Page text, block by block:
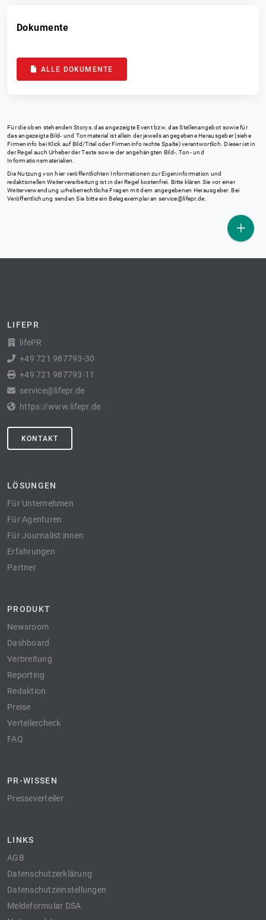
Dokumente
ALLE DOKUMENTE
Für die oben stehenden Storys, das angezeigte Event bzw. das Stellenangebot sowie für
das angezeigte Bild- und Tonmaterial ist allein der jeweils angegebene Herausgeber (siehe
Firmeninfo bei Klick auf Bild/Titel oder Firmeninfo rechte Spalte) verantwortlich. Dieser ist in
der Regel auch Urheber der Texte sowie der angehängten Bild-, Ton- und
Informationsmaterialien.
Die Nutzung von hier veröffentlichten Informationen zur Eigeninformation und
redaktionellen Weiterverarbeitung ist in der Regel kostenfrei. Bitte klären Sie vor einer
Weiterverwendung urheberrechtliche Fragen mit dem angegebenen Herausgeber. Bei
Veröffentlichung senden Sie bitte ein Belegexemplar an service@lifepr.de
LIFEPR
lifePR
+49 721 987793-30
+49 721 987793-11
service@lifepr.de
https://www.lifepr.de
KONTAKT
LÖSUNGEN
Für Unternehmen
Für Agenturen
Für Journalist:innen
Erfahrungen
Partner
PRODUKT
Newsroom
Dashboard
Verbreitung
Reporting
Redaktion
Preise
Verteilercheck
FAQ
PR-WISSEN
Presseverteiler
LINKS
AGB
Datenschutzerklärung
Datenschutzeinstellungen
Meldeformular DSA